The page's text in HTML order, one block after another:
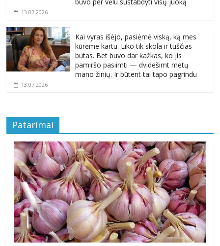
13.07.2026
Kai vyras išėjo, pasiėmė viską, ką mes
kūrėme kartu. Liko tik skola ir tuščias
butas. Bet buvo dar kažkas, ko jis
pamiršo pasiimti — dvidešimt metų
mano žinių. Ir būtent tai tapo pagrindu
13.07.2026
Patarimai